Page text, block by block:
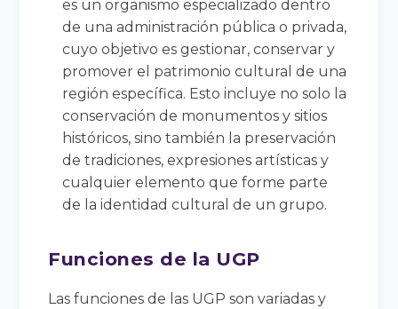
es un organismo especializado dentro
de una administración pública o privada,
cuyo objetivo es gestionar, conservar y
promover el patrimonio cultural de una
región específica. Esto incluye no solo la
conservación de monumentos y sitios
históricos, sino también la preservación
de tradiciones, expresiones artísticas y
cualquier elemento que forme parte
de la identidad cultural de un grupo.
Funciones de la UGP
Las funciones de las UGP son variadas y